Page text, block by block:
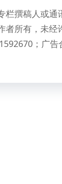
栏撰稿人或通
者所有，未
；广告